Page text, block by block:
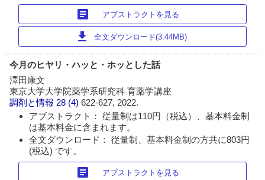
article アブストラクトを見る
download 全文ダウンロード(3.44MB)
今月のヒヤリ・ハッと・ホッとした話
澤田康文
東京大学大学院薬学系研究科 育薬学講座
調剤と情報 28 (4)622-627, 2022.
アブストラクト： 従量制は110円（税込）、基本料金制
は基本料金に含まれます。
全文ダウンロード： 従量制、基本料金制の方共に803円
(税込) です。
article アブストラクトを見る